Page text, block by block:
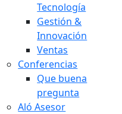
Tecnología
Gestión &
Innovación
Ventas
Conferencias
Que buena
pregunta
Aló Asesor